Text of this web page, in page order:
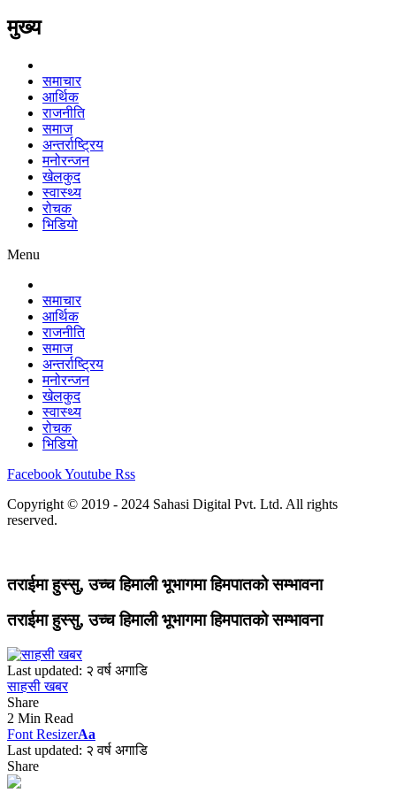
मुख्य
समाचार
आर्थिक
राजनीति
समाज
अन्तर्राष्ट्रिय
मनोरन्जन
खेलकुद
स्वास्थ्य
रोचक
भिडियो
Menu
समाचार
आर्थिक
राजनीति
समाज
अन्तर्राष्ट्रिय
मनोरन्जन
खेलकुद
स्वास्थ्य
रोचक
भिडियो
FacebookYoutube Rss
Copyright © 2019 - 2024 Sahasi Digital Pvt. Ltd. All rights
reserved.
तराईमा हुस्सु, उच्च हिमाली भूभागमा हिमपातको सम्भावना
तराईमा हुस्सु, उच्च हिमाली भूभागमा हिमपातको सम्भावना
Last updated: २ वर्ष अगाडि
साहसी खबर
Share
2 Min Read
Font ResizerAa
Last updated: २ वर्ष अगाडि
Share